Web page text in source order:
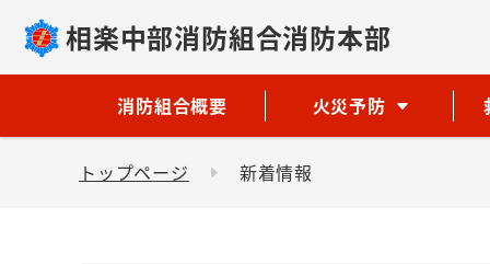
相楽中部消防組合消防本部
消防組合概要 火災予防
トップページ 新着情報